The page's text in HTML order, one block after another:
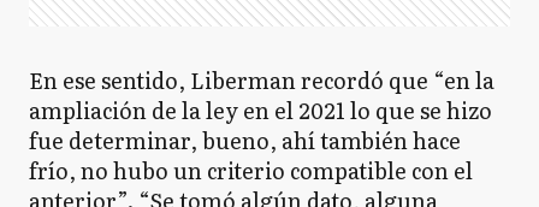
En ese sentido, Liberman recordó que “en la
ampliación de la ley en el 2021 lo que se hizo
fue determinar, bueno, ahí también hace
frío, no hubo un criterio compatible con el
anterior”. “Se tomó algún dato, alguna